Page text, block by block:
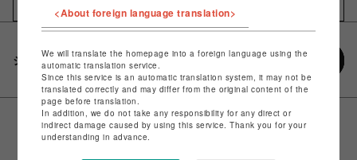
シェアする
<About foreign language translation>
We will translate the homepage into a foreign language using the
automatic translation service.
Since this service is an automatic translation system, it may not be
translated correctly and may differ from the original content of the
page before translation.
In addition, we do not take any responsibility for any direct or
indirect damage caused by using this service. Thank you for your
understanding in advance.